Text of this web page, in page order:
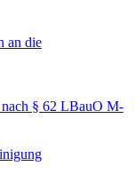
an die
§ 62 LBauO M-